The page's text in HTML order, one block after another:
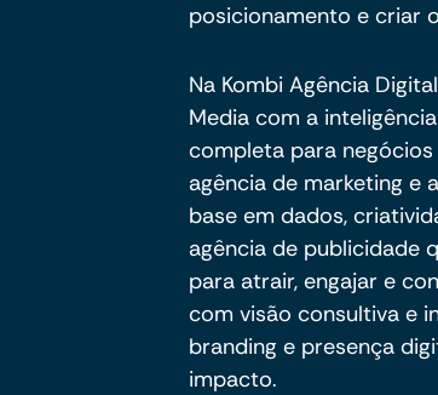
posicionamento e criar
Na Kombi Agência
Media com a
completa para
agência de marketing e
base em dados,
agência de publicidade
para atrair, engajar e
com visão consultiva e
branding e presença
impacto.